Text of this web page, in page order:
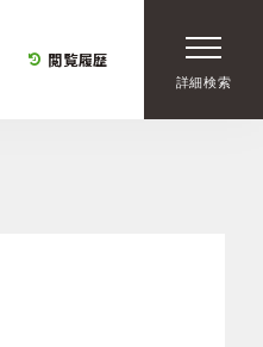
詳細検索
閲覧履歴